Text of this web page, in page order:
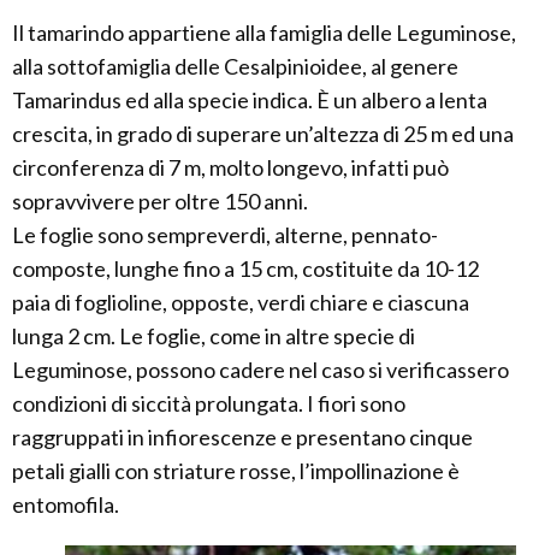
Il tamarindo appartiene alla famiglia delle Leguminose,
alla sottofamiglia delle Cesalpinioidee, al genere
Tamarindus ed alla specie indica. È un albero a lenta
crescita, in grado di superare un’altezza di 25 m ed una
circonferenza di 7 m, molto longevo, infatti può
sopravvivere per oltre 150 anni.
Le foglie sono sempreverdi, alterne, pennato-
composte, lunghe fino a 15 cm, costituite da 10-12
paia di foglioline, opposte, verdi chiare e ciascuna
lunga 2 cm. Le foglie, come in altre specie di
Leguminose, possono cadere nel caso si verificassero
condizioni di siccità prolungata. I fiori sono
raggruppati in infiorescenze e presentano cinque
petali gialli con striature rosse, l’impollinazione è
entomofila.